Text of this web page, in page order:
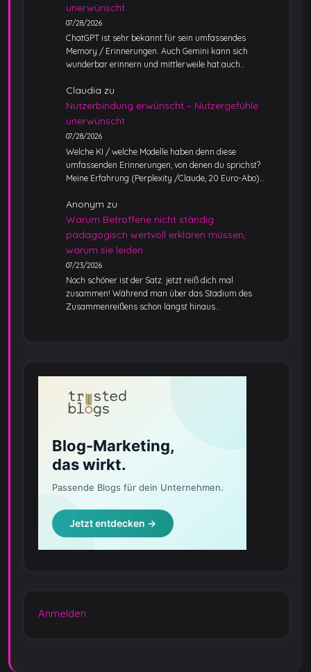
unerwünscht
07/28/2026
ChatGPT ist sehr bekannt für sein umfassendes
Memory / Erinnerungen. Auch Gemini kann sich
wunderbar erinnern und mittlerweile hat auch…
Claudia zu
Nutzerbindung erwünscht – Nutzergefühle
unerwünscht
07/28/2026
Welche KI / welche Modelle haben denn diese
umfassenden Erinnerungen, von denen du sprichst?
Meine Erfahrung (Perplexity /Claude, 20 Euro-Abo)…
Anonym zu
Warum Betroffene nicht ständig
pädagogisch wertvoll erklären müssen,
warum sie leiden
07/23/2026
Noch schöner ist der Satz: jetzt reiß dich mal
zusammen! Während man über das Stadium des
Zusammenreißens schon längst hinaus…
Anmelden